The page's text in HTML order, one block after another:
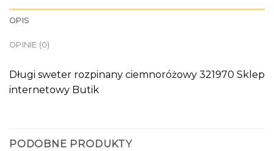
OPIS
OPINIE (0)
Długi sweter rozpinany ciemnoróżowy 321970 Sklep
internetowy Butik
PODOBNE PRODUKTY